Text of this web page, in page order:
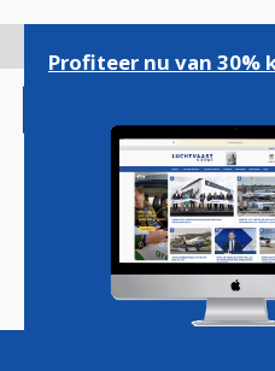
gaan
Magazine
Profiteer nu van 30%